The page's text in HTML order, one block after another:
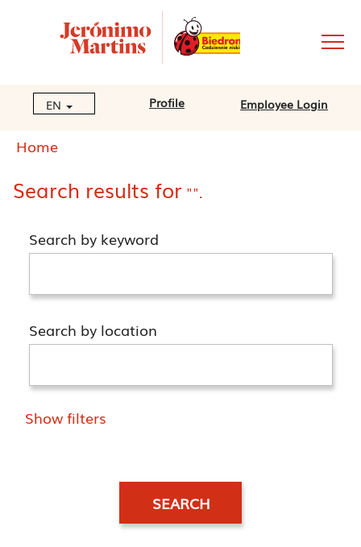
EN Profile Employee Login
Home
Search results for "".
Search by keyword
Search by location
Show filters